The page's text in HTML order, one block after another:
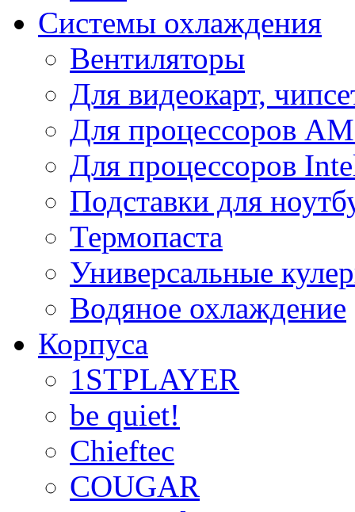
Системы охлаждения
Вентиляторы
Для видеокарт,
Для процессоров
Для процессоров
Подставки для
Термопаста
Универсальные
Водяное охлаждение
Корпуса
1STPLAYER
be quiet!
Chieftec
COUGAR